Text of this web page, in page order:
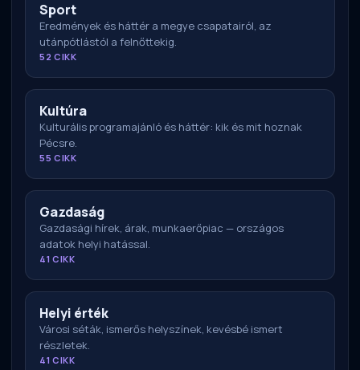
Sport
Eredmények és háttér a megye csapatairól, az
utánpótlástól a felnőttekig.
52 CIKK
Kultúra
Kulturális programajánló és háttér: kik és mit hoznak
Pécsre.
55 CIKK
Gazdaság
Gazdasági hírek, árak, munkaerőpiac — országos
adatok helyi hatással.
41 CIKK
Helyi érték
Városi séták, ismerős helyszínek, kevésbé ismert
részletek.
41 CIKK